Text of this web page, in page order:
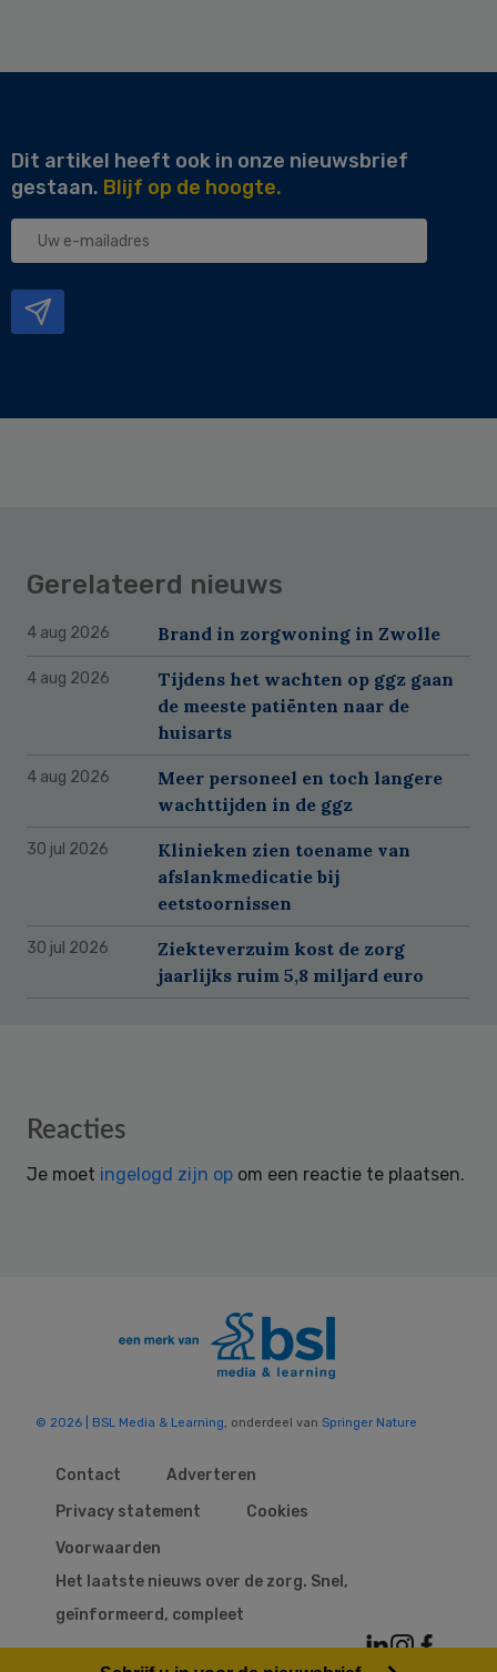
Dit artikel heeft ook in onze nieuwsbrief
gestaan. Blijf op de hoogte.
Uw
Gerelateerd nieuws
4 aug 2026 Brand in zorgwoning in Zwolle
4 aug 2026
Tijdens het wachten op ggz gaan
de meeste patiënten naar de
huisarts
4 aug 2026
Meer personeel en toch langere
wachttijden in de ggz
30 jul 2026
Klinieken zien toename van
afslankmedicatie bij
eetstoornissen
30 jul 2026
Ziekteverzuim kost de zorg
jaarlijks ruim 5,8 miljard euro
Reader
Reacties
Je moet ingelogd zijn op om een reactie te plaatsen.
© 2026 | BSL Media & Learning , onderdeel van Springer Nature
Contact
Adverteren
Privacy statement
Cookies
Voorwaarden
Het laatste nieuws over de zorg. Snel,
geïnformeerd, compleet